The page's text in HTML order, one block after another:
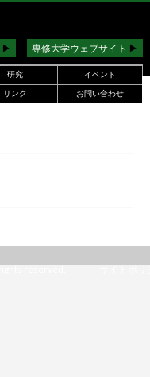
▶︎ 専修大学ウェブサイト ▶︎
研究
イベント
リンク お問い合わせ